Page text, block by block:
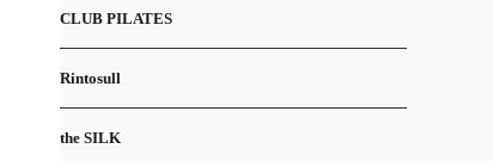
CLUB PILATES
Rintosull
the SILK